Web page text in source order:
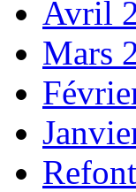
Avril
Mars